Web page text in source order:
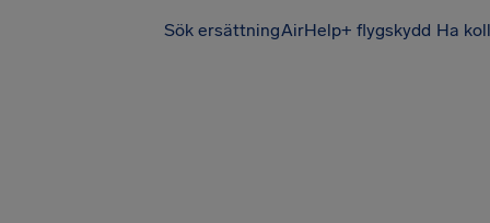
Sök ersättningAirHelp+ flygskydd Ha